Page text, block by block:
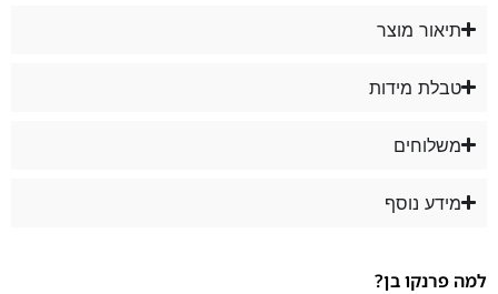
תיאור מוצר
טבלת מידות
משלוחים
מידע נוסף
למה פרנקו בן?